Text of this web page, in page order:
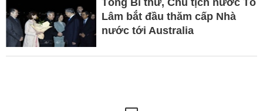
Lâm bắt đầu thăm cấp Nhà
nước tới Australia